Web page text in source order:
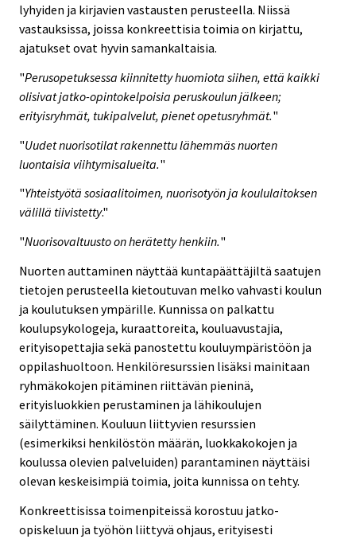
lyhyiden ja kirjavien vastausten perusteella. Niissä
vastauksissa, joissa konkreettisia toimia on kirjattu,
ajatukset ovat hyvin samankaltaisia.
"Perusopetuksessa kiinnitetty huomiota siihen, että kaikki
olisivat jatko-opintokelpoisia peruskoulun jälkeen;
erityisryhmät, tukipalvelut, pienet opetusryhmät."
"Uudet nuorisotilat rakennettu lähemmäs nuorten
luontaisia viihtymisalueita."
"Yhteistyötä sosiaalitoimen, nuorisotyön ja koululaitoksen
välillä tiivistetty."
"Nuorisovaltuusto on herätetty henkiin."
Nuorten auttaminen näyttää kuntapäättäjiltä saatujen
tietojen perusteella kietoutuvan melko vahvasti koulun
ja koulutuksen ympärille. Kunnissa on palkattu
koulupsykologeja, kuraattoreita, kouluavustajia,
erityisopettajia sekä panostettu kouluympäristöön ja
oppilashuoltoon. Henkilöresurssien lisäksi mainitaan
ryhmäkokojen pitäminen riittävän pieninä,
erityisluokkien perustaminen ja lähikoulujen
säilyttäminen. Kouluun liittyvien resurssien
(esimerkiksi henkilöstön määrän, luokkakokojen ja
koulussa olevien palveluiden) parantaminen näyttäisi
olevan keskeisimpiä toimia, joita kunnissa on tehty.
Konkreettisissa toimenpiteissä korostuu jatko-
opiskeluun ja työhön liittyvä ohjaus, erityisesti